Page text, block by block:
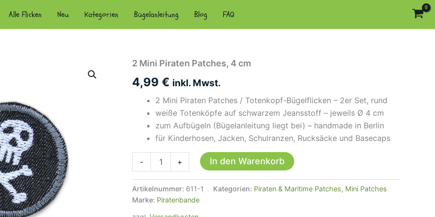
Alle Flicken Neu Kategorien Bügelanleitung Blog FAQ
2 Mini Piraten Patches, 4 cm
4,99 € inkl. Mwst.
2 Mini Piraten Patches / Totenkopf-Bügelflicken – 2er Set, rund
weiße Totenköpfe auf schwarzem Jeansstoff – jeweils Ø 4 cm
zum Aufbügeln (Bügelanleitung liegt bei) – handmade in Berlin
für Kinderhosen, Jacken, Schulranzen, Rucksäcke und Basecaps
-
Patches,
cm
Menge
+ In den Warenkorb
Artikelnummer: 611-1 Kategorien: Piraten & Maritime Patches, Mini Patches
Marke: Piratenbande